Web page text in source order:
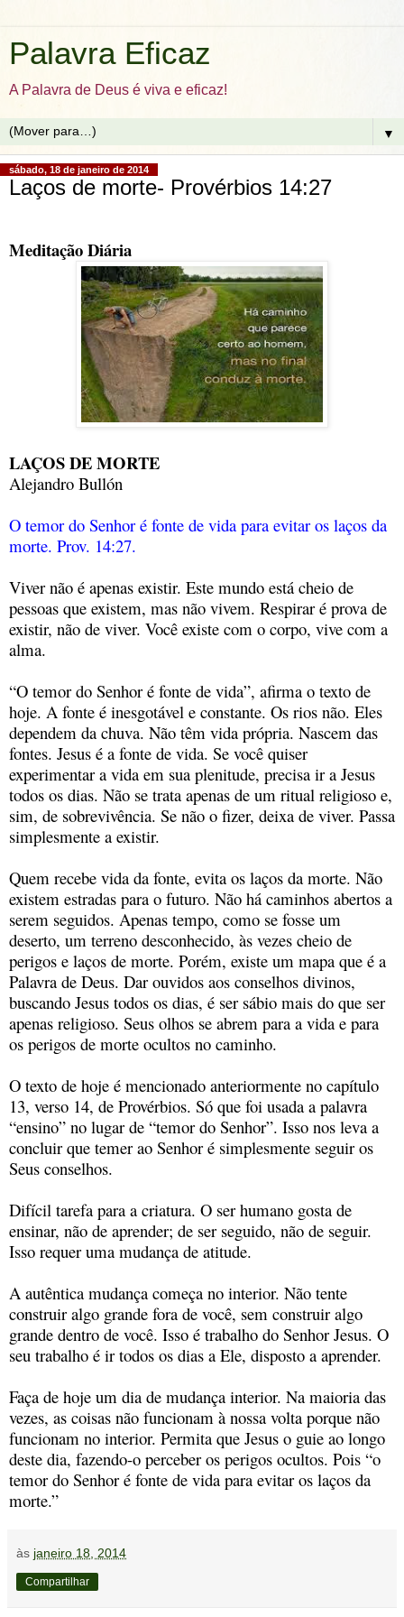
Palavra Eficaz
A Palavra de Deus é viva e eficaz!
▼
sábado, 18 de janeiro de 2014
Laços de morte- Provérbios 14:27
Meditação Diária
LAÇOS DE MORTE
Alejandro Bullón
O temor do Senhor é fonte de vida para evitar os laços da
morte. Prov. 14:27.
Viver não é apenas existir. Este mundo está cheio de
pessoas que existem, mas não vivem. Respirar é prova de
existir, não de viver. Você existe com o corpo, vive com a
alma.
“O temor do Senhor é fonte de vida”, afirma o texto de
hoje. A fonte é inesgotável e constante. Os rios não. Eles
dependem da chuva. Não têm vida própria. Nascem das
fontes. Jesus é a fonte de vida. Se você quiser
experimentar a vida em sua plenitude, precisa ir a Jesus
todos os dias. Não se trata apenas de um ritual religioso e,
sim, de sobrevivência. Se não o fizer, deixa de viver. Passa
simplesmente a existir.
Quem recebe vida da fonte, evita os laços da morte. Não
existem estradas para o futuro. Não há caminhos abertos a
serem seguidos. Apenas tempo, como se fosse um
deserto, um terreno desconhecido, às vezes cheio de
perigos e laços de morte. Porém, existe um mapa que é a
Palavra de Deus. Dar ouvidos aos conselhos divinos,
buscando Jesus todos os dias, é ser sábio mais do que ser
apenas religioso. Seus olhos se abrem para a vida e para
os perigos de morte ocultos no caminho.
O texto de hoje é mencionado anteriormente no capítulo
13, verso 14, de Provérbios. Só que foi usada a palavra
“ensino” no lugar de “temor do Senhor”. Isso nos leva a
concluir que temer ao Senhor é simplesmente seguir os
Seus conselhos.
Difícil tarefa para a criatura. O ser humano gosta de
ensinar, não de aprender; de ser seguido, não de seguir.
Isso requer uma mudança de atitude.
A autêntica mudança começa no interior. Não tente
construir algo grande fora de você, sem construir algo
grande dentro de você. Isso é trabalho do Senhor Jesus. O
seu trabalho é ir todos os dias a Ele, disposto a aprender.
Faça de hoje um dia de mudança interior. Na maioria das
vezes, as coisas não funcionam à nossa volta porque não
funcionam no interior. Permita que Jesus o guie ao longo
deste dia, fazendo-o perceber os perigos ocultos. Pois “o
temor do Senhor é fonte de vida para evitar os laços da
morte.”
às janeiro 18, 2014
Compartilhar